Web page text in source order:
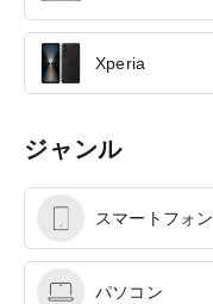
Xperia
ジャンル
スマートフォン
パソコン